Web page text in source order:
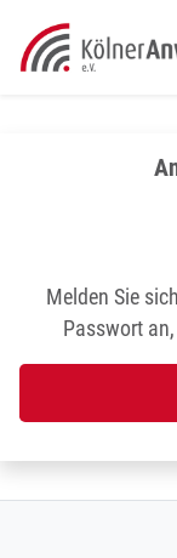
content
Melden Sie
Passwort